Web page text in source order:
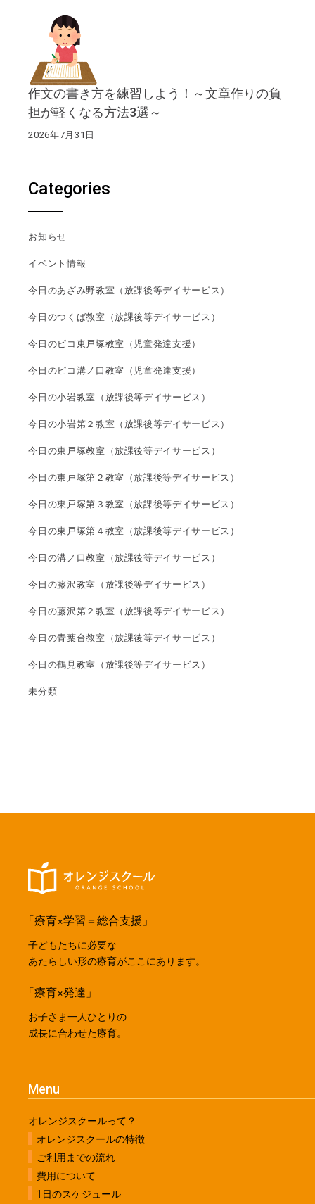
作文の書き方を練習しよう！～文章作りの負
担が軽くなる方法3選～
2026年7月31日
Categories
お知らせ
イベント情報
今日のあざみ野教室（放課後等デイサービス）
今日のつくば教室（放課後等デイサービス）
今日のピコ東戸塚教室（児童発達支援）
今日のピコ溝ノ口教室（児童発達支援）
今日の小岩教室（放課後等デイサービス）
今日の小岩第２教室（放課後等デイサービス）
今日の東戸塚教室（放課後等デイサービス）
今日の東戸塚第２教室（放課後等デイサービス）
今日の東戸塚第３教室（放課後等デイサービス）
今日の東戸塚第４教室（放課後等デイサービス）
今日の溝ノ口教室（放課後等デイサービス）
今日の藤沢教室（放課後等デイサービス）
今日の藤沢第２教室（放課後等デイサービス）
今日の青葉台教室（放課後等デイサービス）
今日の鶴見教室（放課後等デイサービス）
未分類
「療育×学習＝総合支援」
子どもたちに必要な
あたらしい形の療育がここにあります。
「療育×発達」
お子さま一人ひとりの
成長に合わせた療育。
Menu
オレンジスクールって？
オレンジスクールの特徴
ご利用までの流れ
費用について
1日のスケジュール